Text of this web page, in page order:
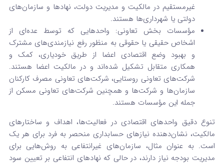
غیرمستقیم در مالکیت و مدیریت دولت، نهادها و سازمان‌های
دولتی یا شهرداری‌ها هستند.
مؤسسات بخش تعاونی: واحدهایی که توسط عده‌ای از
اشخاص حقیقی یا حقوقی به منظور رفع نیازمندی‌های مشترک
و بهبود وضع اقتصادی اعضا از طریق خودیاری، کمک و
همکاری متقابل تشکیل شده‌اند و در مالکیت اعضا هستند.
شرکت‌های تعاونی روستایی، شرکت‌های تعاونی مصرف کارکنان
سازمان‌ها و شرکت‌ها و همچنین شرکت‌های تعاونی مسکن از
جمله این مؤسسات هستند.
تنوع دقیق واحدهای اقتصادی در فعالیت‌ها، اهداف و ساختارهای
مالکیت، نشان‌دهنده نیازهای حسابداری منحصر به فرد برای هر یک
است. به عنوان مثال، سازمان‌های غیرانتفاعی به روش‌هایی برای
مدیریت بودجه نیاز دارند، در حالی که نهادهای انتفاعی بر تعیین سود